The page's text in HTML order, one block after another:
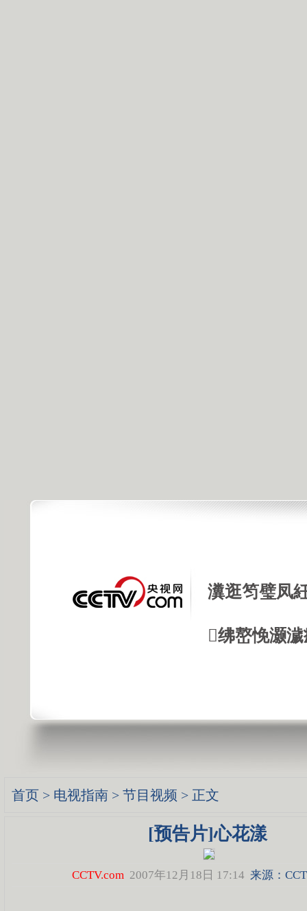
瀵逛笉璧凤
绋嶅悗灏
首页 > 电视指南 > 节目视频 > 正文
[预告片]心花漾
CCTV.com 2007年12月18日 17:14 来源：